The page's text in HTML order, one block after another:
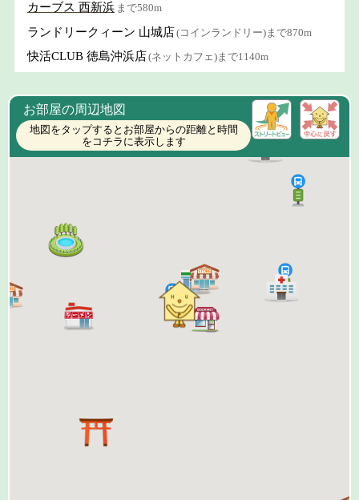
カーブス 西新浜 まで580m
ランドリークィーン 山城店(コインランドリー)まで870m
快活CLUB 徳島沖浜店(ネットカフェ)まで1140m
お部屋の周辺地図
地図をタップするとお部屋からの距離と時間
をコチラに表示します